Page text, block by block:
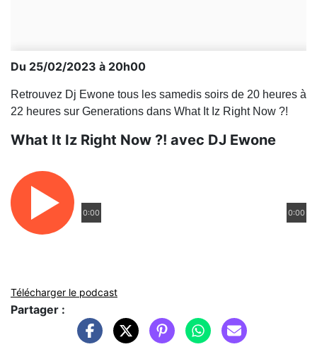
Du 25/02/2023 à 20h00
Retrouvez Dj Ewone tous les samedis soirs de 20 heures à
22 heures sur Generations dans What It Iz Right Now ?!
What It Iz Right Now ?! avec DJ Ewone
0:00 0:00
Télécharger le podcast
Partager :